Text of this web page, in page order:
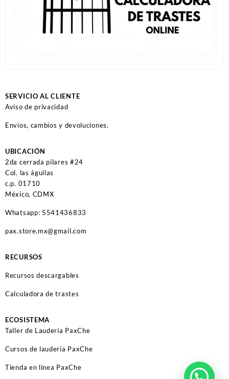
SERVICIO AL CLIENTE
Aviso de privacidad
Envíos, cambios y devoluciones.
UBICACIÓN
2da cerrada pilares #24
Col. las águilas
c.p. 01710
México, CDMX
Whatsapp: 5541436833
pax.store.mx@gmail.com
RECURSOS
Recursos descargables
Calculadora de trastes
ECOSISTEMA
Taller de Laudería PaxChe
Cursos de laudería PaxChe
Tienda en línea PaxChe